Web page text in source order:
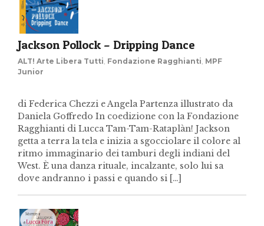
Jackson Pollock – Dripping Dance
ALT! Arte Libera Tutti Fondazione Ragghianti MPF
Junior
di Federica Chezzi e Angela Partenza illustrato da
Daniela Goffredo In coedizione con la Fondazione
Ragghianti di Lucca Tam-Tam-Rataplàn! Jackson
getta a terra la tela e inizia a sgocciolare il colore al
ritmo immaginario dei tamburi degli indiani del
West. È una danza rituale, incalzante, solo lui sa
dove andranno i passi e quando si […]